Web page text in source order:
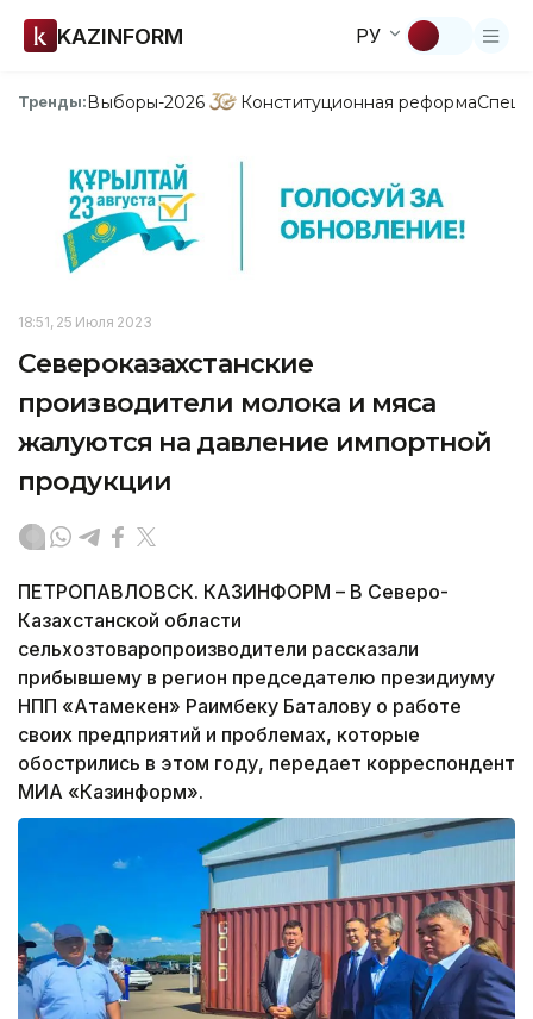
KAZINFORM РУ
Тренды:Выборы-2026 Конституционная реформа
18:51, 25 Июля 2023
Североказахстанские
производители молока и мяса
жалуются на давление импортной
продукции
ПЕТРОПАВЛОВСК. КАЗИНФОРМ – В Северо-
Казахстанской области
сельхозтоваропроизводители рассказали
прибывшему в регион председателю президиуму
НПП «Атамекен» Раимбеку Баталову о работе
своих предприятий и проблемах, которые
обострились в этом году, передает корреспондент
МИА «Казинформ».